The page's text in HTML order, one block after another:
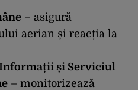
– asigură
aerian și reacția la
și Serviciul
– monitorizează